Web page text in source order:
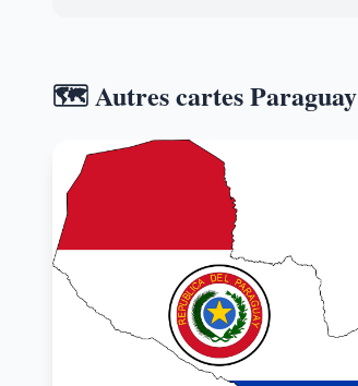
🗺️ Autres cartes Paraguay